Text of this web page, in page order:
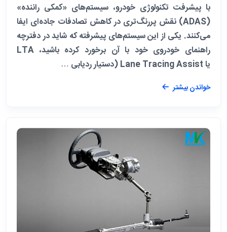
با پیشرفت تکنولوژی خودرو، سیستم‌های «کمکی راننده»
(ADAS) نقش پررنگ‌تری در کاهش تصادفات جاده‌ای ایفا
می‌کنند. یکی از این سیستم‌های پیشرفته که شاید در دفترچه
راهنمای خودروی خود با آن برخورد کرده باشید، LTA
یا Lane Tracing Assist (دستیار ردیابی …
خواندن بیشتر